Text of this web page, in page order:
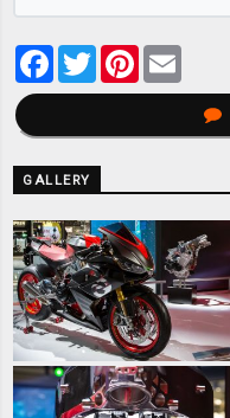
Facebook
TwitterPinterest
GALLERY